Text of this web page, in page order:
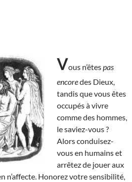
Vous n’êtespas
encoredes Dieux,
tandis que vous êtes
occupés à vivre
comme des hommes,
le saviez-vous ?
Alors conduisez-
vous en humains et
arrêtez de jouer aux
n’affecte. Honorez votre sensibilité,